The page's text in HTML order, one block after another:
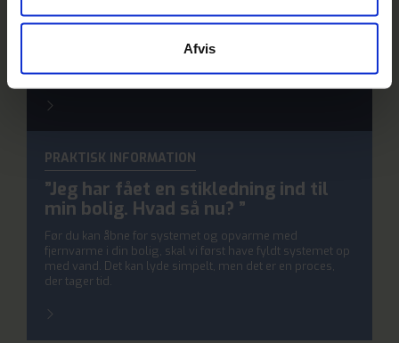
Afvis
Priserne for 2024 er fastlagt
Produktionsprisen for varme ligger stabilt, men på grund
af rentesigninger, stiger prisen med 17% i 2024.
PRAKTISK INFORMATION
”Jeg har fået en stikledning ind til
min bolig. Hvad så nu? ”
Før du kan åbne for systemet og opvarme med
fjernvarme i din bolig, skal vi først have fyldt systemet op
med vand. Det kan lyde simpelt, men det er en proces,
der tager tid.